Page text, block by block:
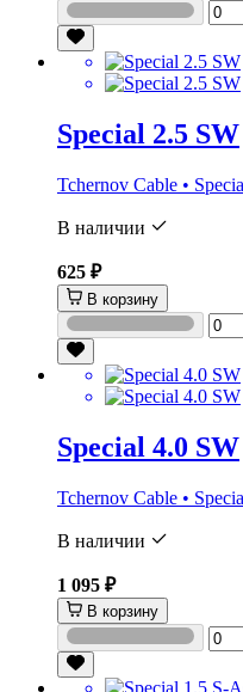
Special 2.5 SW
Tchernov Cable •
В наличии
625 ₽
В корзину
Special 4.0 SW
Tchernov Cable •
В наличии
1 095 ₽
В корзину